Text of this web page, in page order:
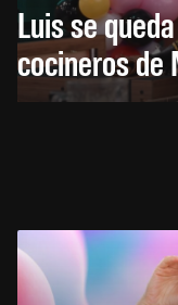
Luis se
cocineros